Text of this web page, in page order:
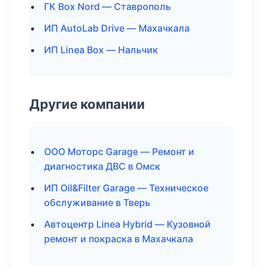
ГК Box Nord — Ставрополь
ИП AutoLab Drive — Махачкала
ИП Linea Box — Нальчик
Другие компании
ООО Моторс Garage — Ремонт и
диагностика ДВС в Омск
ИП Oil&Filter Garage — Техническое
обслуживание в Тверь
Автоцентр Linea Hybrid — Кузовной
ремонт и покраска в Махачкала